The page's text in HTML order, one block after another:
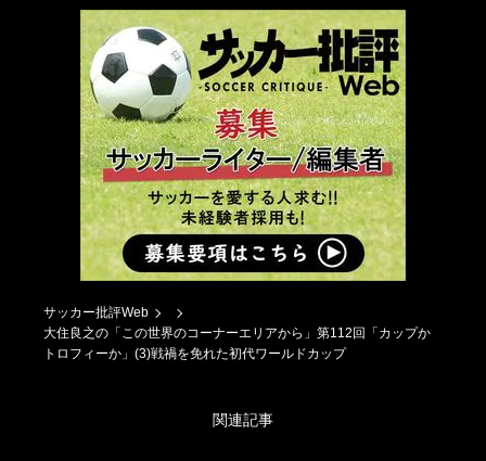
サッカー批評Web
大住良之の「この世界のコーナーエリアから」第112回「カップか
トロフィーか」(3)戦禍を免れた初代ワールドカップ
関連記事